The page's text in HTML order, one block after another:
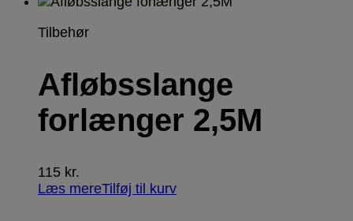
Tilbehør
Afløbsslange
forlænger 2,5M
115 kr.
Læs mereTilføj til kurv